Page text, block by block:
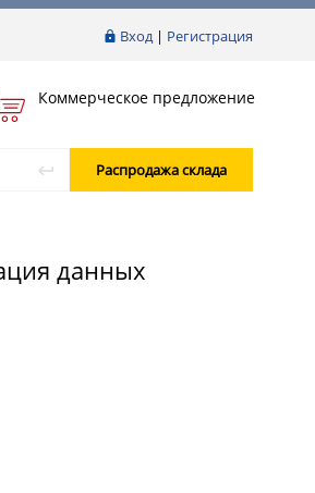
Вход| Регистрация
Коммерческое предложение
Распродажа склада
данных